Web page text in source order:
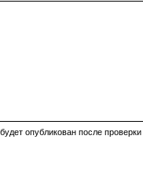
опубликован после